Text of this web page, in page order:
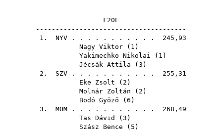
F20E
--------------------------------------
1. NYV . . . . . . . . . . . 245,93
Nagy Viktor ( 1 )
Yakimechko Nikolai ( 1 )
Jécsák Attila ( 3 )
2. SZV . . . . . . . . . . . 255,31
Eke Zsolt ( 2 )
Molnár Zoltán ( 2 )
Bodó Győző ( 6 )
3. MOM . . . . . . . . . . . 268,49
Tas Dávid
( 3 )
Szász Bence ( 5 )